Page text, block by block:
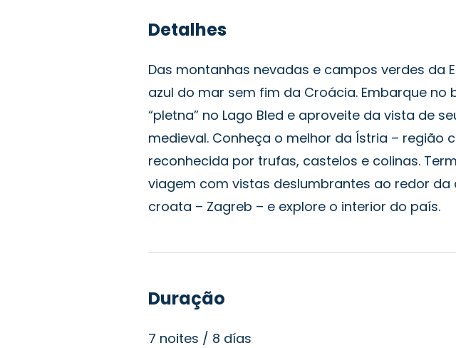
Detalhes
Das montanhas nevadas e campos verdes da
azul do mar sem fim da Croácia. Embarque no
“pletna” no Lago Bled e aproveite da vista de
medieval. Conheça o melhor da Ístria – região
reconhecida por trufas, castelos e colinas.
viagem com vistas deslumbrantes ao redor da
croata – Zagreb – e explore o interior do país.
Duração
7 noites / 8 días